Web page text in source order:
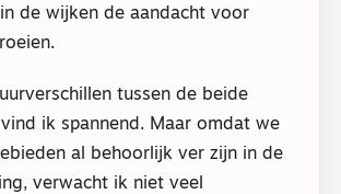
de wijken de aandacht voor
tussen de beide
ik spannend. Maar omdat we
al behoorlijk ver zijn in de
verwacht ik niet veel